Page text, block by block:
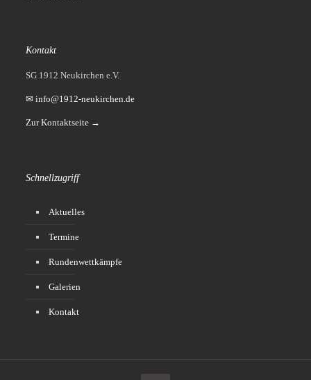
Kontakt
SG 1912 Neukirchen e.V.
✉ info@1912-neukirchen.de
Zur Kontaktseite →
Schnellzugriff
Aktuelles
Termine
Rundenwettkämpfe
Galerien
Kontakt